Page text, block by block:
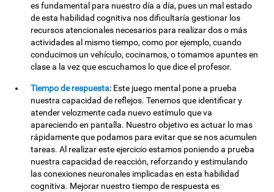
es fundamental para nuestro día a día, pues un mal estado
de esta habilidad cognitiva nos dificultaría gestionar los
recursos atencionales necesarios para realizar dos o más
actividades al mismo tiempo, como por ejemplo, cuando
conducimos un vehículo, cocinamos, o tomamos apuntes en
clase a la vez que escuchamos lo que dice el profesor.
Tiempo de respuesta: Este juego mental pone a prueba
nuestra capacidad de reflejos. Tenemos que identificar y
atender velozmente cada nuevo estímulo que va
apareciendo en pantalla. Nuestro objetivo es actuar lo mas
rápidamente que podamos para evitar que se nos acumulen
tareas. Al realizar este ejercicio estamos poniendo a prueba
nuestra capacidad de reacción, reforzando y estimulando
las conexiones neuronales implicadas en esta habilidad
cognitiva. Mejorar nuestro tiempo de respuesta es